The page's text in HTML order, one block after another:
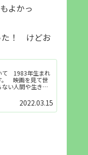
かっ
けどお
て 1983年生まれ
。 映画を見て世
い人間や生き物
界に触れることが
てます。「映画を
を高い」とわか
2022.03.15